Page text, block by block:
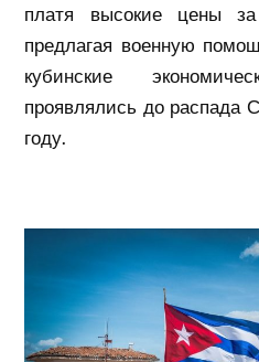
платя высокие цены
предлагая военную
кубинские
проявлялись до распада
году.